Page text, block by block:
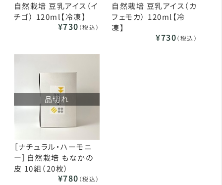
自然栽培 豆乳アイス（イ
チゴ） 120ml【冷凍】
¥730 （税込）
自然栽培 豆乳アイス（カ
フェモカ） 120ml【冷
凍】
¥730（税込）
品切れ
［ナチュラル・ハーモニ
ー］自然栽培 もなかの
皮 10組（20枚）
¥780 （税込）